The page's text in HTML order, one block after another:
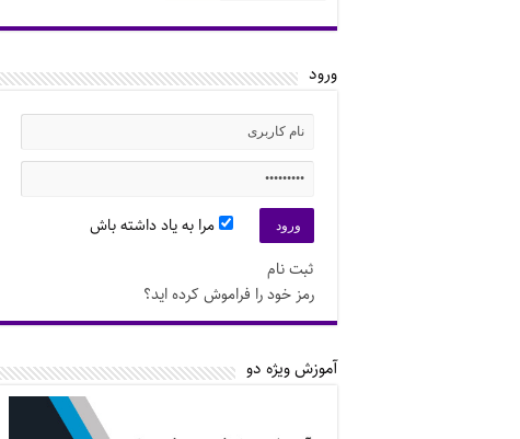
ورود
مرا به یاد داشته باش
ثبت نام
رمز خود را فراموش کرده اید؟
آموزش ویژه دو